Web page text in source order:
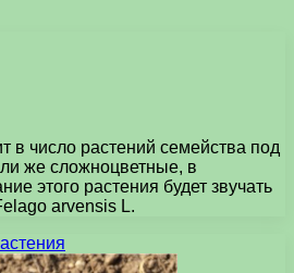
в число растений семейства под
же сложноцветные, в
этого растения будет звучать
arvensis L.